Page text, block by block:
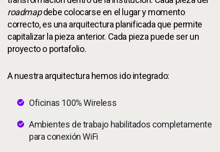
roadmapdebe colocarse en el lugar y momento
correcto, es una arquitectura planificada que permite
capitalizar la pieza anterior. Cada pieza puede ser un
proyecto o portafolio.
A nuestra arquitectura hemos ido integrado:
Oficinas 100% Wireless
Ambientes de trabajo habilitados completamente
para conexión WiFi